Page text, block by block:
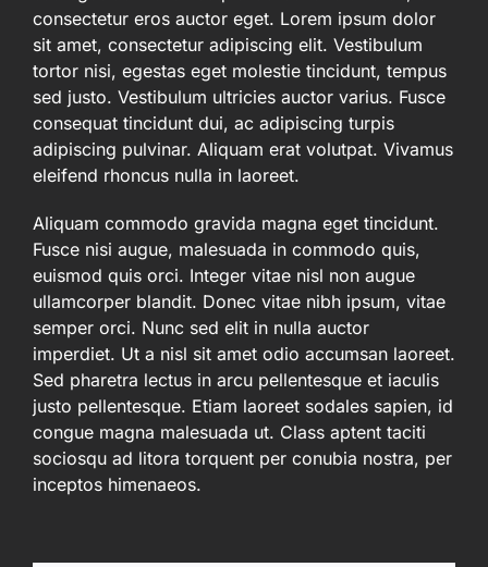
consectetur eros auctor eget. Lorem ipsum dolor
sit amet, consectetur adipiscing elit. Vestibulum
tortor nisi, egestas eget molestie tincidunt, tempus
sed justo. Vestibulum ultricies auctor varius. Fusce
consequat tincidunt dui, ac adipiscing turpis
adipiscing pulvinar. Aliquam erat volutpat. Vivamus
eleifend rhoncus nulla in laoreet.
Aliquam commodo gravida magna eget tincidunt.
Fusce nisi augue, malesuada in commodo quis,
euismod quis orci. Integer vitae nisl non augue
ullamcorper blandit. Donec vitae nibh ipsum, vitae
semper orci. Nunc sed elit in nulla auctor
imperdiet. Ut a nisl sit amet odio accumsan laoreet.
Sed pharetra lectus in arcu pellentesque et iaculis
justo pellentesque. Etiam laoreet sodales sapien, id
congue magna malesuada ut. Class aptent taciti
sociosqu ad litora torquent per conubia nostra, per
inceptos himenaeos.